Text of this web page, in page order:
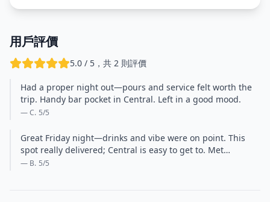
用戶評價
5.0 / 5，共 2 則評價
Had a proper night out—pours and service felt worth the
trip. Handy bar pocket in Central. Left in a good mood.
— C. 5/5
Great Friday night—drinks and vibe were on point. This
spot really delivered; Central is easy to get to. Met…
— B. 5/5